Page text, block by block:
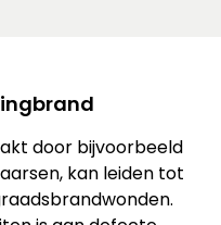
door bijvoorbeeld
kan leiden tot